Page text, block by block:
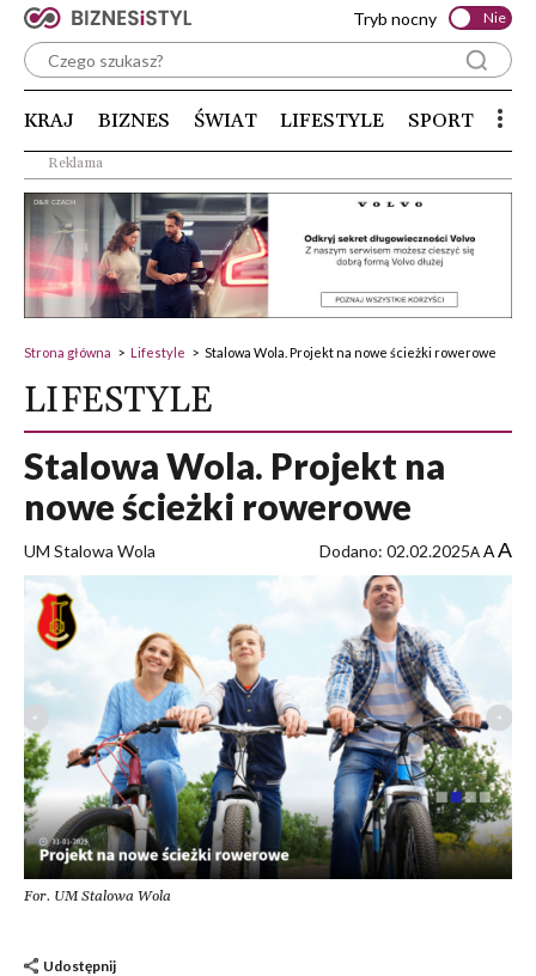
Tryb nocny Nie
KRAJ BIZNES ŚWIAT LIFESTYLE SPORT
Reklama
Strona główna > Lifestyle > Stalowa Wola. Projekt na nowe ścieżki rowerowe
LIFESTYLE
Stalowa Wola. Projekt na
nowe ścieżki rowerowe
UM Stalowa Wola Dodano: 02.02.2025A AA
For. UM Stalowa Wola
Udostępnij